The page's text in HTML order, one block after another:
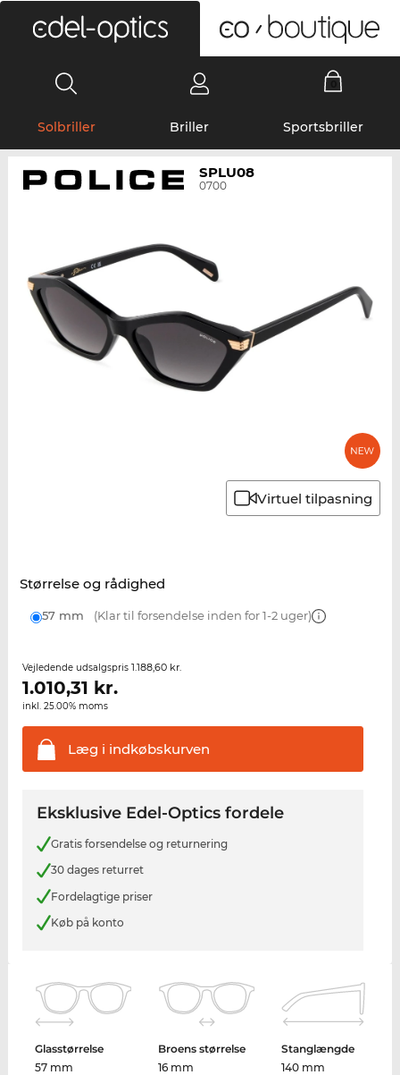
Solbriller Briller Sportsbriller
SPLU08
0700
Virtuel tilpasning
Størrelse og rådighed
57 mm (Klar til forsendelse inden for 1-2 uger)
Vejledende udsalgspris 1.188,60 kr.
1.010,31 kr.
inkl. 25.00% moms
Læg i indkøbskurven
Eksklusive Edel-Optics fordele
Gratis forsendelse og returnering
30 dages returret
Fordelagtige priser
Køb på konto
Glasstørrelse
57 mm
Broens størrelse
16 mm
Stanglængde
140 mm